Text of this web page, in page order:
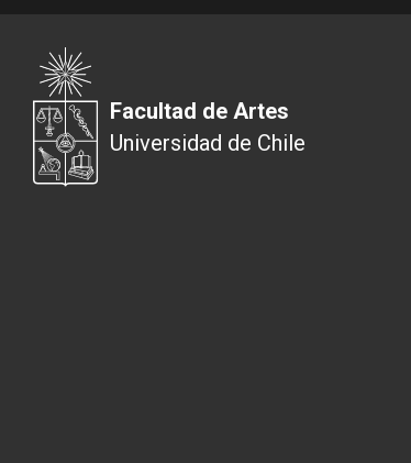
Facultad de Artes
Universidad de Chile